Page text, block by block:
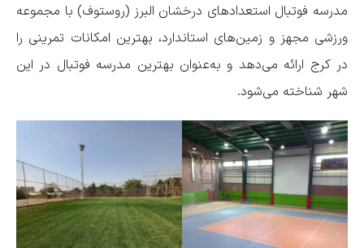
مدرسه فوتبال استعدادهای درخشان البرز (روستوف) با مجموعه
ورزشی مجهز و زمین‌های استاندارد، بهترین امکانات تمرینی را
در کرج ارائه می‌دهد و به‌عنوان بهترین مدرسه فوتبال در این
شهر شناخته می‌شود.